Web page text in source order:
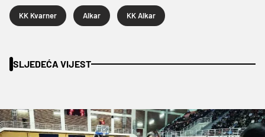
KK Kvarner Alkar KK Alkar
SLJEDEĆA VIJEST